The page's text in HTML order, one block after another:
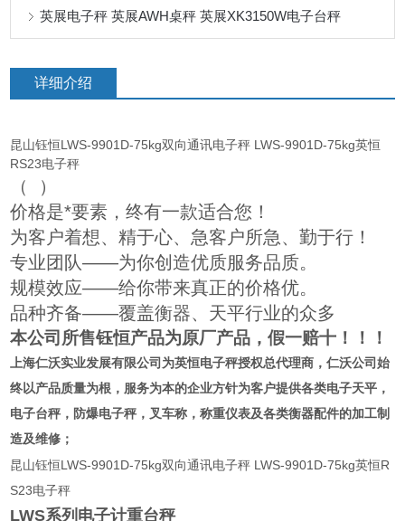
英展电子秤 英展AWH桌秤 英展XK3150W电子台秤
详细介绍
昆山钰恒LWS-9901D-75kg双向通讯电子秤 LWS-9901D-75kg英恒
RS23电子秤
（
）
价格是*要素，终有一款适合您！
为客户着想、精于心、急客户所急、勤于行！
专业团队——为你创造优质服务品质。
规模效应——给你带来真正的价格优。
品种齐备——覆盖衡器、天平行业的众多
本公司所售钰恒产品为原厂产品，假一赔十！！！
上海仁沃实业发展有限公司为英恒电子秤授权总代理商 ，仁沃公司始
终以产品质量为根，服务为本的企业方针为客户提供各类电子天平，
电子台秤，防爆电子秤，叉车称，称重仪表及各类衡器配件的加工制
造及维修；
昆山钰恒LWS-9901D-75kg双向通讯电子秤 LWS-9901D-75kg英恒R
S23电子秤
LWS系列电子计重台秤